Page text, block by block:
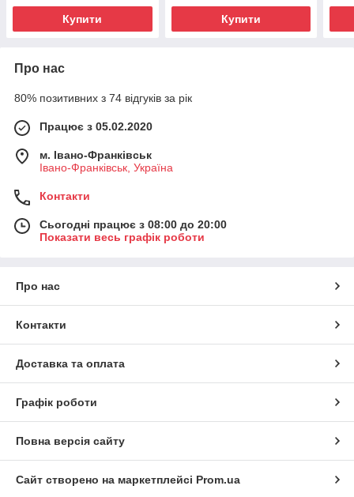
Купити Купити
Про нас
80% позитивних з 74 відгуків за рік
Працює з 05.02.2020
м. Івано-Франківськ
Івано-Франківськ, Україна
Контакти
Сьогодні працює з 08:00 до 20:00
Показати весь графік роботи
Про нас
Контакти
Доставка та оплата
Графік роботи
Повна версія сайту
Сайт створено на маркетплейсі Prom.ua